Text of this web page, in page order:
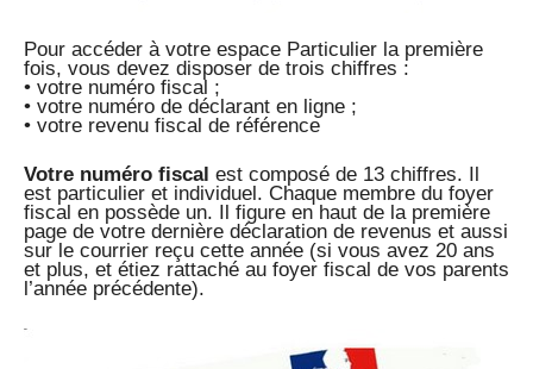
Pour accéder à votre espace Particulier la première
fois, vous devez disposer de trois chiffres :
• votre numéro fiscal ;
• votre numéro de déclarant en ligne ;
• votre revenu fiscal de référence
Votre numéro fiscal est composé de 13 chiffres. Il
est particulier et individuel. Chaque membre du foyer
fiscal en possède un. Il figure en haut de la première
page de votre dernière déclaration de revenus et aussi
sur le courrier reçu cette année (si vous avez 20 ans
et plus, et étiez rattaché au foyer fiscal de vos parents
l’année précédente).